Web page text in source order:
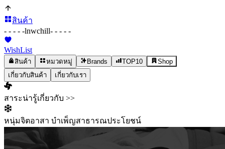
สินค้า
- - - - -lnwchill- - - - -
WishList
สินค้า หมวดหมู่ Brands TOP10
Shop
เกี่ยวกับสินค้า
เกี่ยวกับเรา
สาระน่ารู้เกี่ยวกับ >>
หนุ่มจิตอาสา บำเพ็ญสาธารณประโยชน์